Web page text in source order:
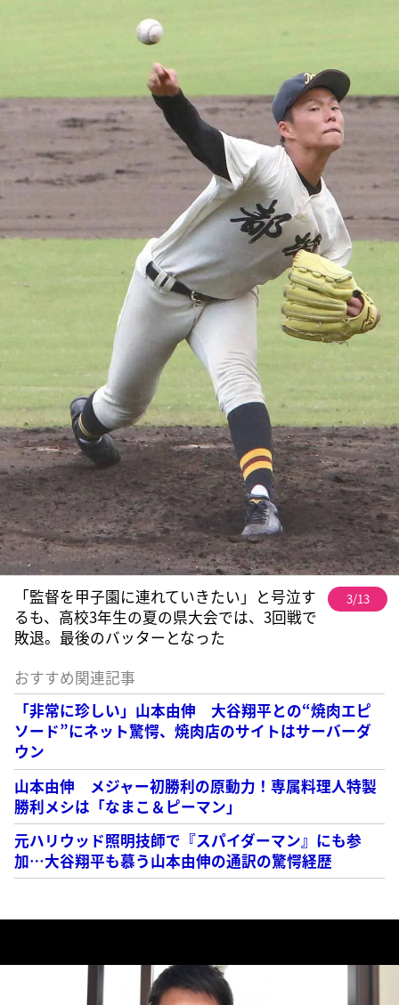
「監督を甲子園に連れていきたい」と号泣す
るも、高校3年生の夏の県大会では、3回戦で
敗退。最後のバッターとなった
3/13
おすすめ関連記事
「非常に珍しい」山本由伸 大谷翔平との“焼肉エピ
ソード”にネット驚愕、焼肉店のサイトはサーバーダ
ウン
山本由伸 メジャー初勝利の原動力！専属料理人特製
勝利メシは「なまこ＆ピーマン」
元ハリウッド照明技師で『スパイダーマン』にも参
加…大谷翔平も慕う山本由伸の通訳の驚愕経歴